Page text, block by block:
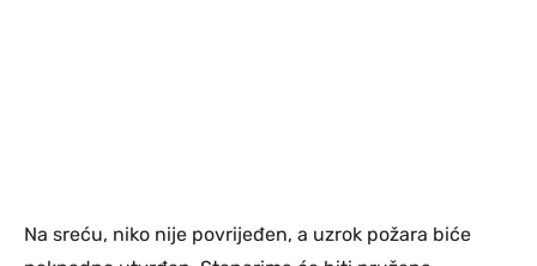
Na sreću, niko nije povrijeđen, a uzrok požara biće